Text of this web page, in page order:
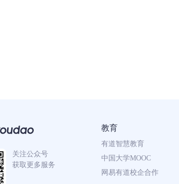
关注公众号
获取更多服务
教育
有道智慧教育
中国大学MOOC
网易有道校企合作